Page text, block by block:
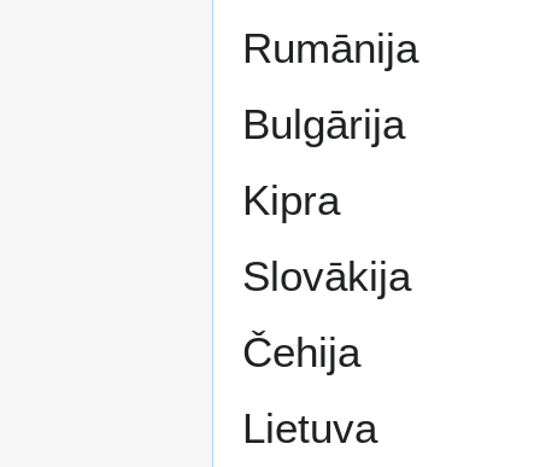
Rumānija
Bulgārija
Kipra
Slovākija
Čehija
Lietuva